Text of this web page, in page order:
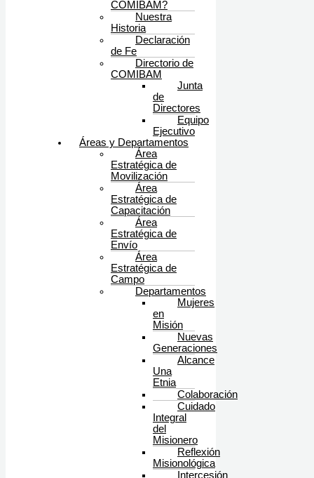
COMIBAM?
Nuestra
Historia
Declaración
de Fe
Directorio de
COMIBAM
Junta
de
Directores
Equipo
Ejecutivo
Áreas y Departamentos
Área
Estratégica de
Movilización
Área
Estratégica de
Capacitación
Área
Estratégica de
Envío
Área
Estratégica de
Campo
Departamentos
Mujeres
en
Misión
Nuevas
Generaciones
Alcance
Una
Etnia
Colaboración
Cuidado
Integral
del
Misionero
Reflexión
Misionológica
Intercesión